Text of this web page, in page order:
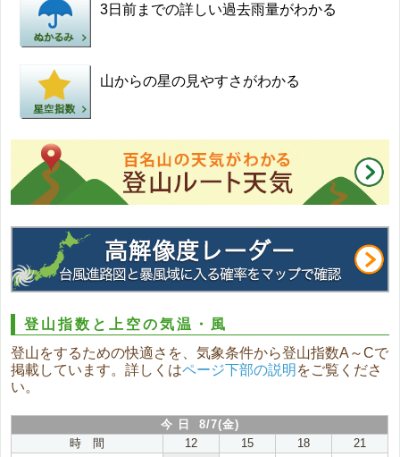
3日前までの詳しい過去雨量がわかる
山からの星の見やすさがわかる
登山指数と上空の気温・風
登山をするための快適さを、気象条件から登山指数A～Cで
掲載しています。詳しくはページ下部の説明 をご覧くださ
い。
今 日 8/7(金)
時 間
12 15 18 21